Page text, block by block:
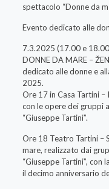
spettacolo “Donne da
Evento dedicato alle
7.3.2025 (17.00 e
DONNE DA MARE –
dedicato alle donne e
2025.
Ore 17 in Casa Tartini –
con le opere dei gruppi
“Giuseppe Tartini”.
Ore 18 Teatro Tartini –
mare, realizzato dai
“Giuseppe Tartini”,
il decimo anniversario